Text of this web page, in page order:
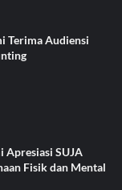
Terima Audiensi
Apresiasi SUJA
Fisik dan Mental